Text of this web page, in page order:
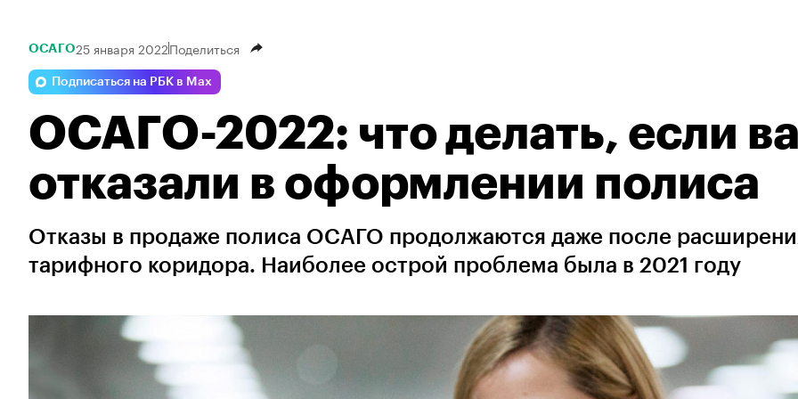
ОСАГО25 января 2022Поделиться
Подписаться на РБК в Max
ОСАГО-2022: что делать, если
отказали в оформлении полиса
Отказы в продаже полиса ОСАГО продолжаются даже после
тарифного коридора. Наиболее острой проблема была в 2021 году